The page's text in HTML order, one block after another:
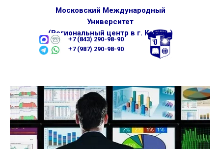
Московский Международный
Университет
(Региональный центр в г. Казань)
+7 (843) 290-98-90
+7 (987) 290-98-90